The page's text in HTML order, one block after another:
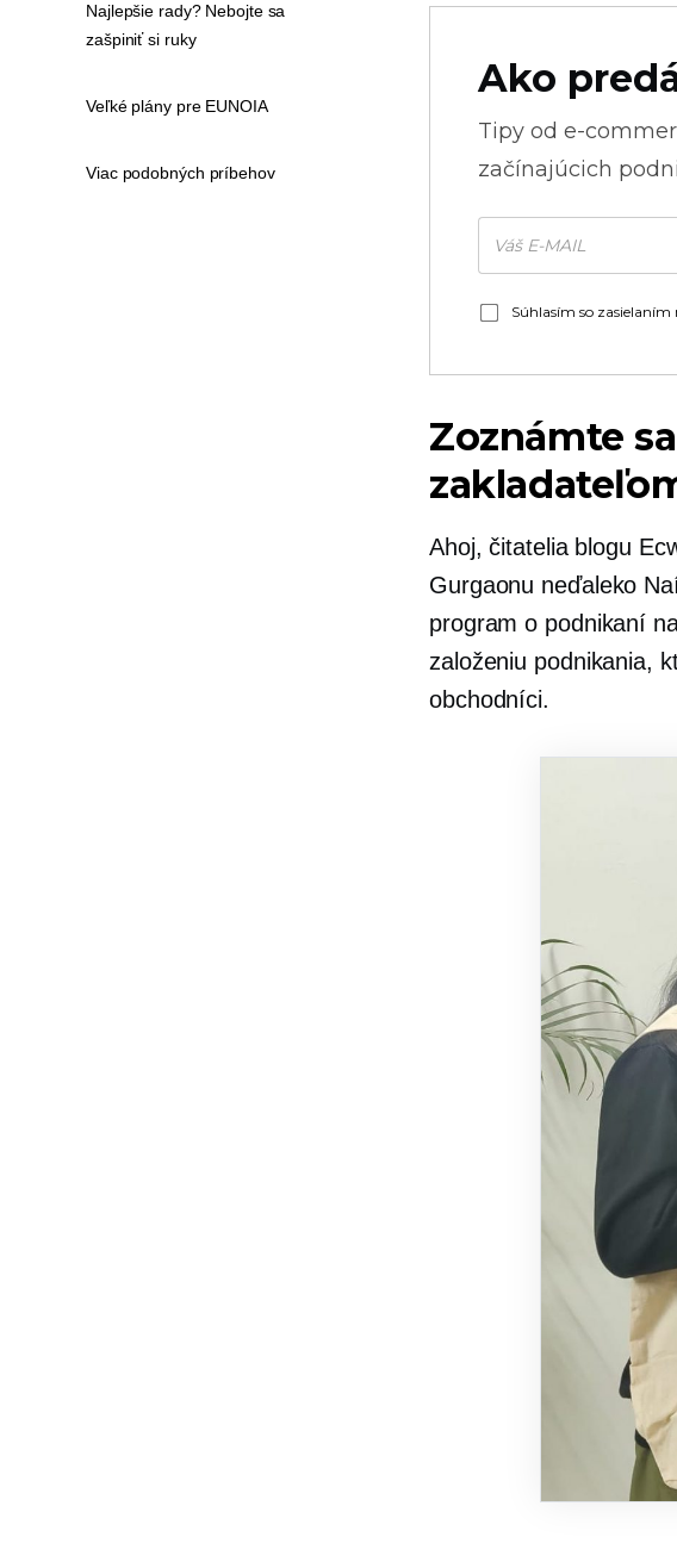
Ako
Tipy od e-
začínajúcich
Súhlasím so
Zoznámte
Ahoj, čitatelia blogu
Gurgaonu neďaleko
program o podnikaní
založeniu podnikania,
obchodníci.
Najlepšie rady? Nebojte sa
zašpiniť si ruky
Veľké plány pre EUNOIA
Viac podobných príbehov